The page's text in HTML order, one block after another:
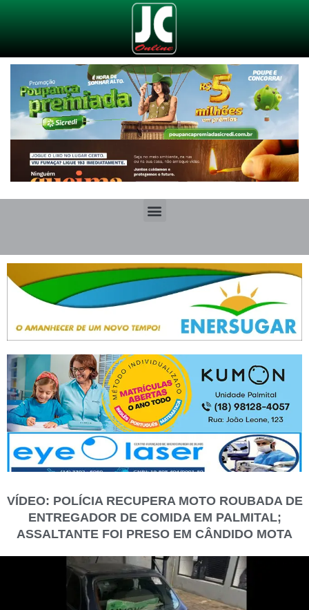
VÍDEO: POLÍCIA RECUPERA MOTO ROUBADA DE
ENTREGADOR DE COMIDA EM PALMITAL;
ASSALTANTE FOI PRESO EM CÂNDIDO MOTA